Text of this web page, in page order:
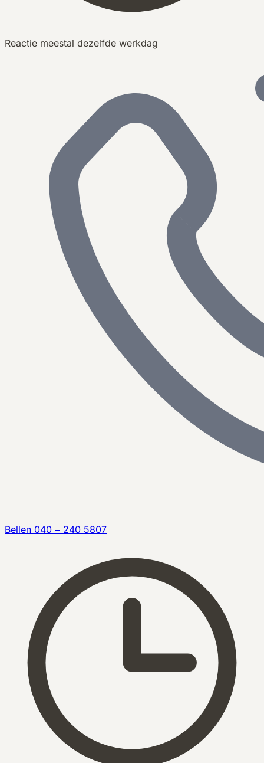
Reactie meestal dezelfde werkdag
Bellen 040 – 240 5807